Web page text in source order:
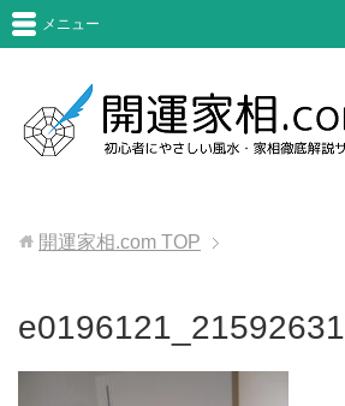
メニュー
開運家相.com TOP
e0196121_21592631